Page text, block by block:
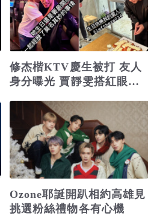
修杰楷KTV慶生被打 友人
身分曝光 賈靜雯搭紅眼班
Ozone耶誕開趴相約高雄見
挑選粉絲禮物各有心機